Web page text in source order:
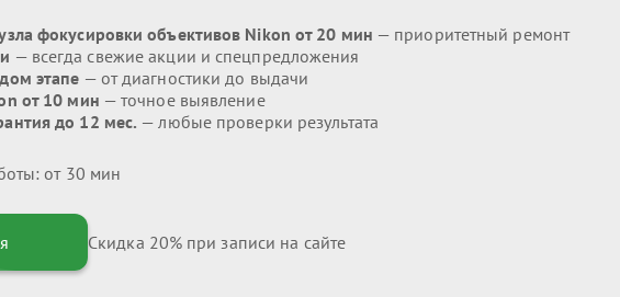
фокусировки объективов Nikon от 20 мин — приоритетный ремонт
— всегда свежие акции и спецпредложения
этапе — от диагностики до выдачи
от 10 мин — точное выявление
до 12 мес. — любые проверки результата
от 30 мин
Скидка 20% при записи на сайте